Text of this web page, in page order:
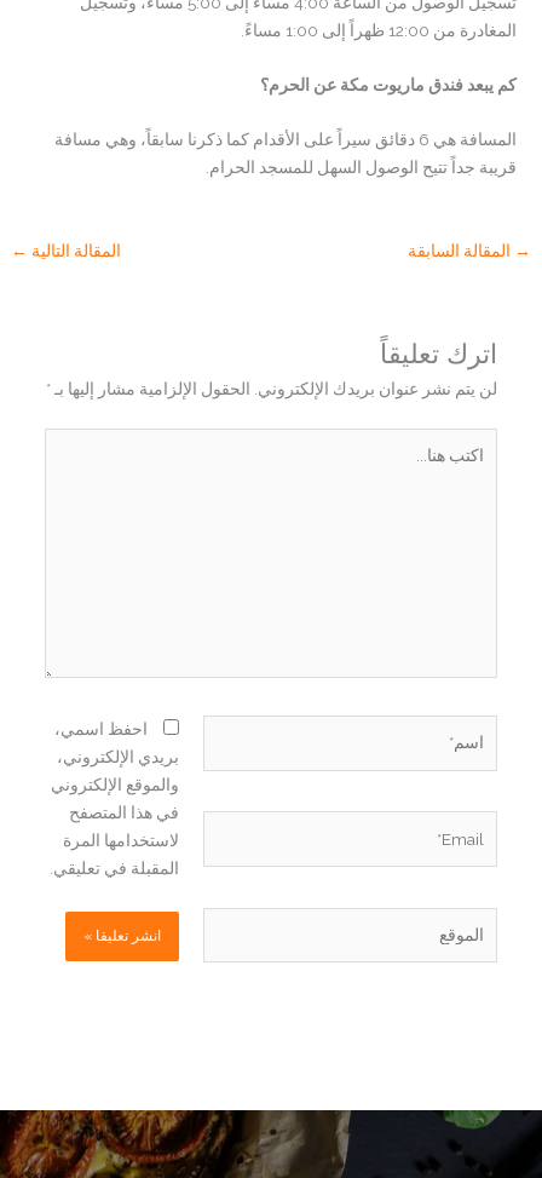
المغادرة من 12:00 ظهراً إلى 1:00 مساءً.
كم يبعد فندق ماريوت مكة عن الحرم؟
المسافة هي 6 دقائق سيراً على الأقدام كما ذكرنا سابقاً، وهي مسافة
قريبة جداً تتيح الوصول السهل للمسجد الحرام.
→ المقالة السابقة المقالة التالية ←
اترك تعليقاً
لن يتم نشر عنوان بريدك الإلكتروني. الحقول الإلزامية مشار إليها بـ *
احفظ اسمي،
بريدي الإلكتروني،
والموقع الإلكتروني
في هذا المتصفح
لاستخدامها المرة
المقبلة في تعليقي.